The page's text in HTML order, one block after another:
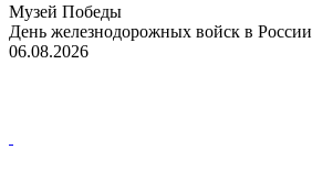
Музей Победы
День железнодорожных войск в России
06.08.2026